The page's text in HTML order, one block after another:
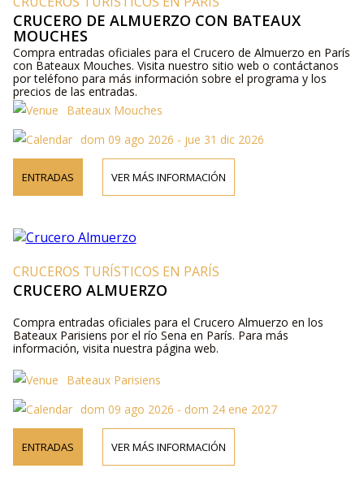
CRUCERO DE ALMUERZO CON BATEAUX
MOUCHES
Compra entradas oficiales para el Crucero de Almuerzo en París
con Bateaux Mouches. Visita nuestro sitio web o contáctanos
por teléfono para más información sobre el programa y los
precios de las entradas.
Bateaux Mouches
dom 09 ago 2026 - jue 31 dic 2026
ENTRADAS VER MÁS INFORMACIÓN
CRUCEROS TURÍSTICOS EN PARÍS
CRUCERO ALMUERZO
Compra entradas oficiales para el Crucero Almuerzo en los
Bateaux Parisiens por el río Sena en París. Para más
información, visita nuestra página web.
Bateaux Parisiens
dom 09 ago 2026 - dom 24 ene 2027
ENTRADAS VER MÁS INFORMACIÓN